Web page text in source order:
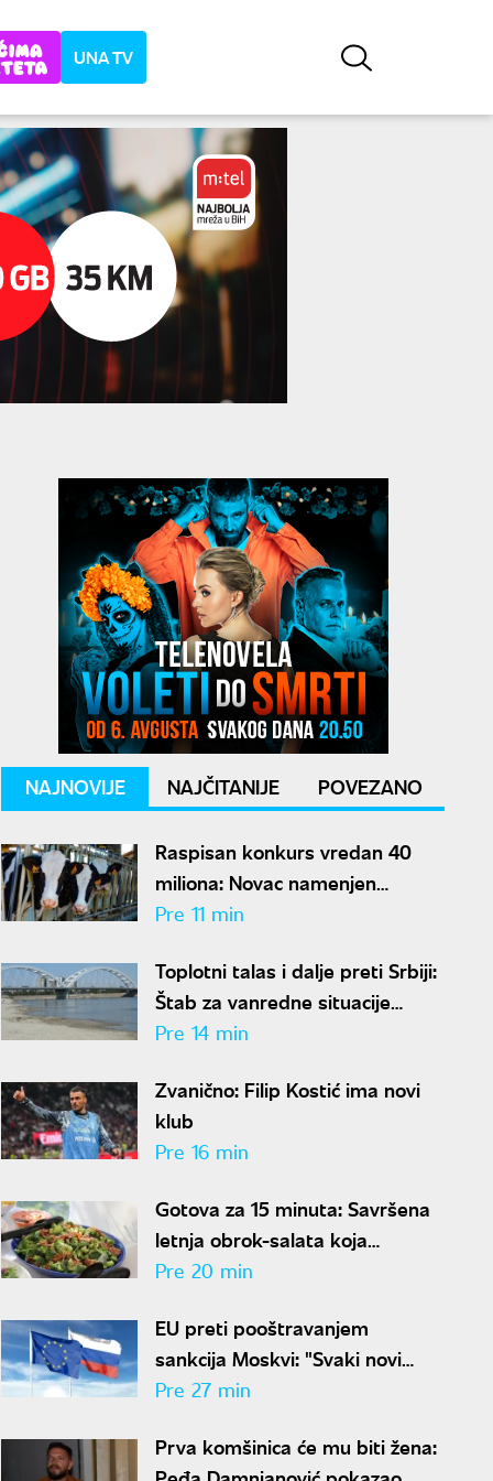
UNA TV
NAJNOVIJE NAJČITANIJE POVEZANO
Raspisan konkurs vredan 40
miliona: Novac namenjen
stočarima u Vojvodini
Pre 11 min
Toplotni talas i dalje preti Srbiji:
Štab za vanredne situacije
zabranio nepotrebnu potrošnju
Pre 14 min
Zvanično: Filip Kostić ima novi
klub
Pre 16 min
Gotova za 15 minuta: Savršena
letnja obrok-salata koja
osvežava, dugo drži sitost i ima
Pre 20 min
EU preti pooštravanjem
sankcija Moskvi: "Svaki novi
napad na Ukrajinu dodatni je
Pre 27 min
Prva komšinica će mu biti žena: